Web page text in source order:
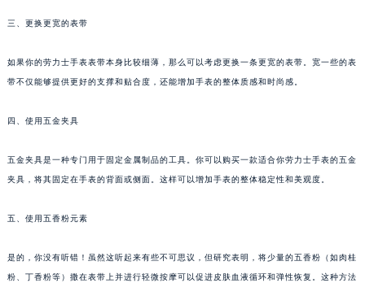
三、更换更宽的表带
如果你的劳力士手表表带本身比较细薄，那么可以考虑更换一条更宽的表带。宽一些的表
带不仅能够提供更好的支撑和贴合度，还能增加手表的整体质感和时尚感。
四、使用五金夹具
五金夹具是一种专门用于固定金属制品的工具。你可以购买一款适合你劳力士手表的五金
夹具，将其固定在手表的背面或侧面。这样可以增加手表的整体稳定性和美观度。
五、使用五香粉元素
是的，你没有听错！虽然这听起来有些不可思议，但研究表明，将少量的五香粉（如肉桂
粉、丁香粉等）撒在表带上并进行轻微按摩可以促进皮肤血液循环和弹性恢复。这种方法